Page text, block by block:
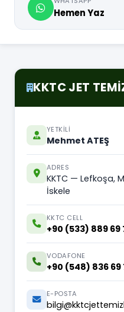
Hemen Yaz
KKTC JET
YETKILI
Mehmet ATEŞ
ADRES
KKTC — Lefkoşa,
İskele
KKTC CELL
+90 (533) 889 69
VODAFONE
+90 (548) 836 69
E-POSTA